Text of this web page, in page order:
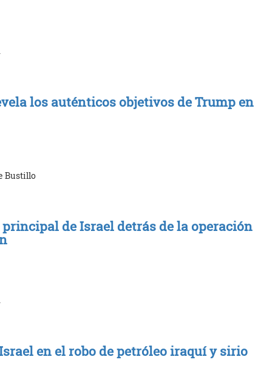
los auténticos objetivos de Trump en
Bustillo
de Israel detrás de la operación
en el robo de petróleo iraquí y sirio